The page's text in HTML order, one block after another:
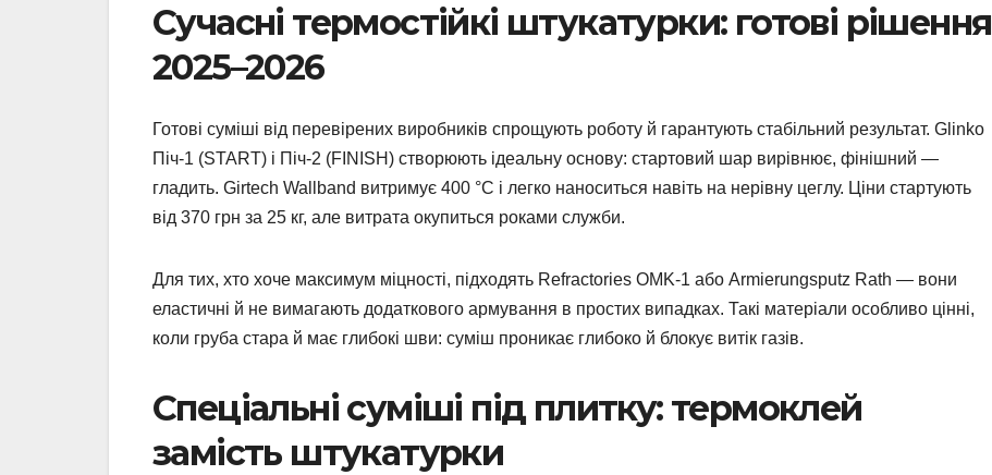
Сучасні термостійкі штукатурки: готові рішення
2025–2026
Готові суміші від перевірених виробників спрощують роботу й гарантують стабільний результат. Glinko
Піч-1 (START) і Піч-2 (FINISH) створюють ідеальну основу: стартовий шар вирівнює, фінішний —
гладить. Girtech Wallband витримує 400 °C і легко наноситься навіть на нерівну цеглу. Ціни стартують
від 370 грн за 25 кг, але витрата окупиться роками служби.
Для тих, хто хоче максимум міцності, підходять Refractories OMK-1 або Armierungsputz Rath — вони
еластичні й не вимагають додаткового армування в простих випадках. Такі матеріали особливо цінні,
коли груба стара й має глибокі шви: суміш проникає глибоко й блокує витік газів.
Спеціальні суміші під плитку: термоклей
замість штукатурки